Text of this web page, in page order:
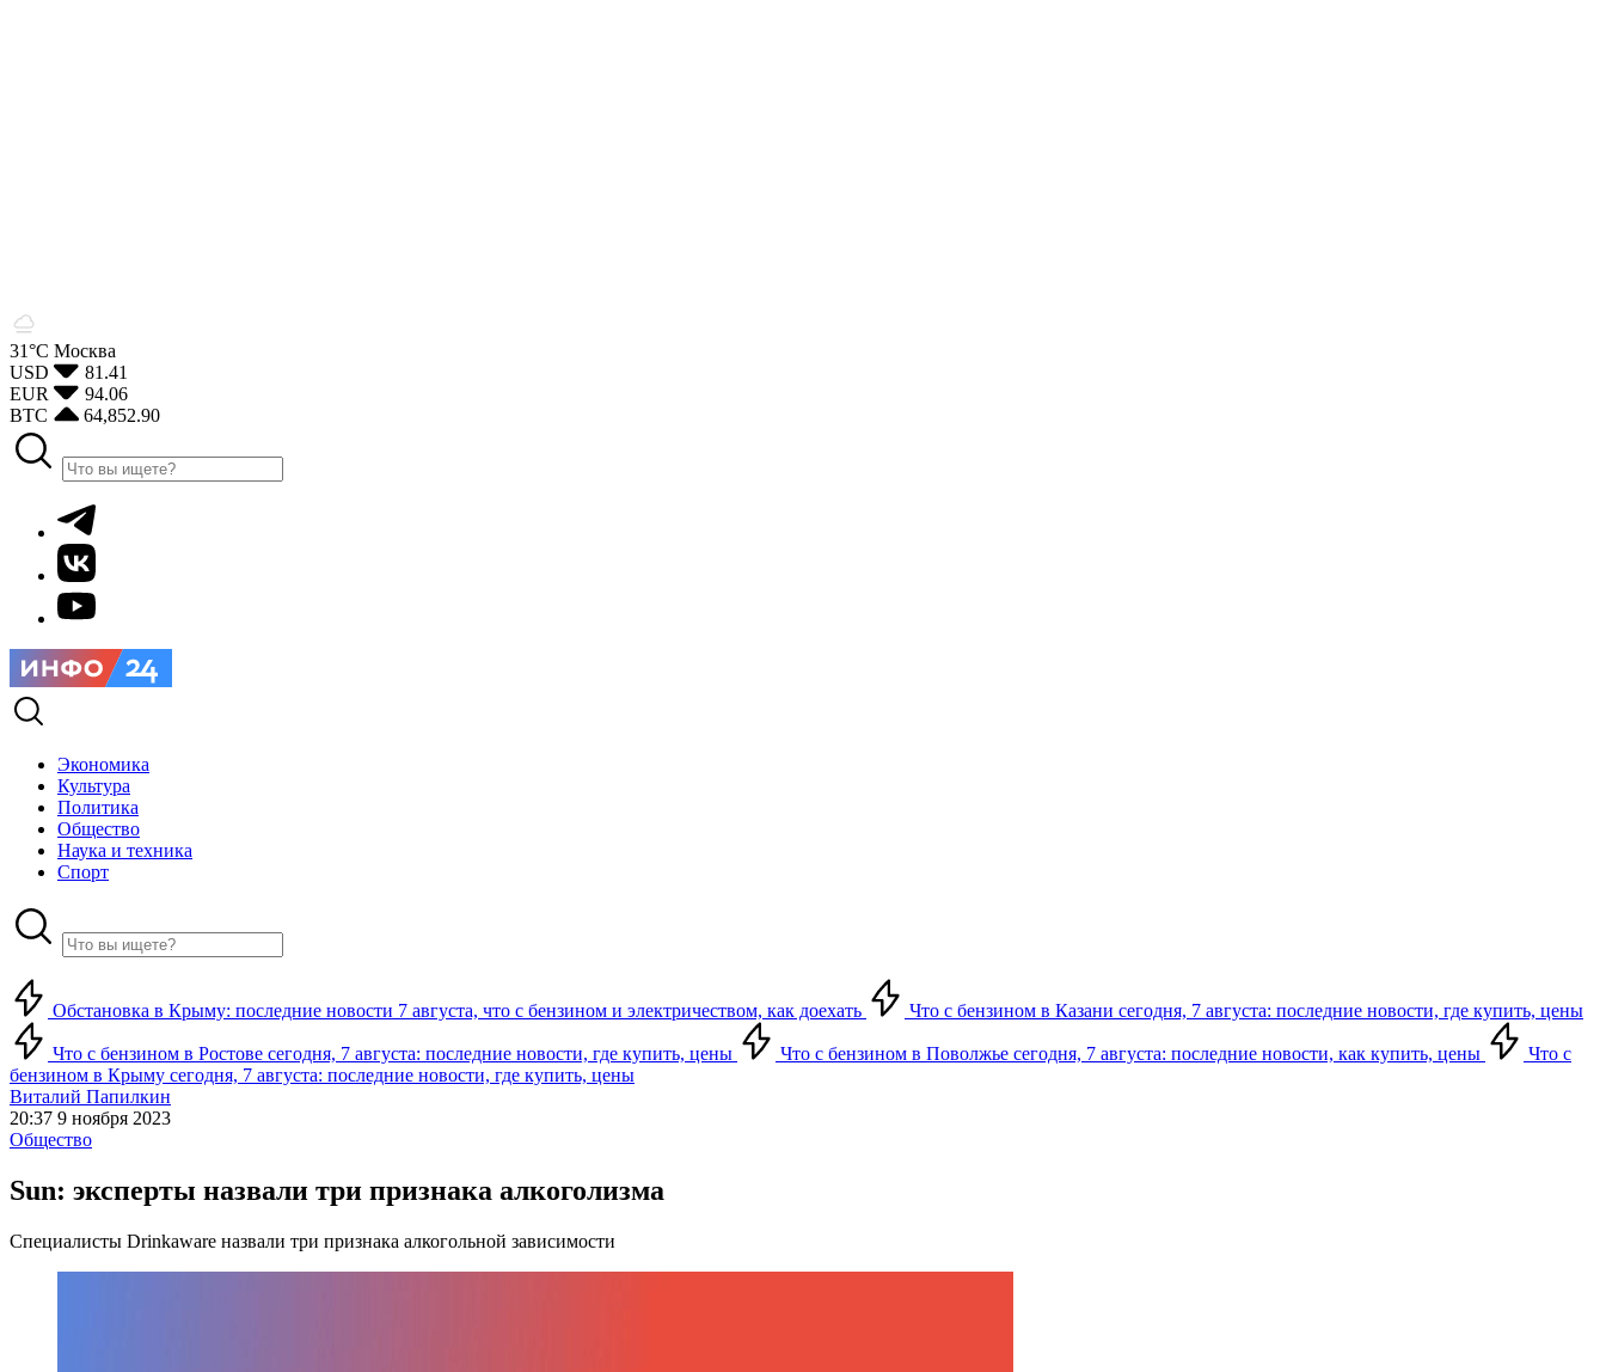
31°С Москва
USD
81.41
EUR
94.06
BTC
64,852.90
Экономика
Культура
Политика
Общество
Наука и техника
Спорт
Обстановка в Крыму: последние новости 7 августа, что с бензином и электричеством, как доехать Что с бензином в Казани сегодня, 7 августа: последние новости, где купить, цены
Что с бензином в Ростове сегодня, 7 августа: последние новости, где купить, цены Что с бензином в Поволжье сегодня, 7 августа: последние новости, как купить, цены
Что с
бензином в Крыму сегодня, 7 августа: последние новости, где купить, цены
Виталий Папилкин
20:37 9 ноября 2023
Общество
Sun: эксперты назвали три признака алкоголизма
Специалисты Drinkaware назвали три признака алкогольной зависимости